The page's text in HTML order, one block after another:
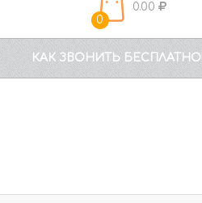
0
0.00
КАК ЗВОНИТЬ БЕСПЛАТНО!